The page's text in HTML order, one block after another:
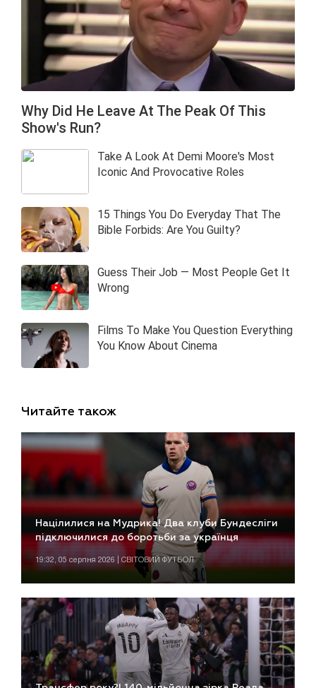
Читайте також
Націлилися на Мудрика! Два клуби Бундесліги
підключилися до боротьби за українця
19:32, 05 серпня 2026 | СВІТОВИЙ ФУТБОЛ